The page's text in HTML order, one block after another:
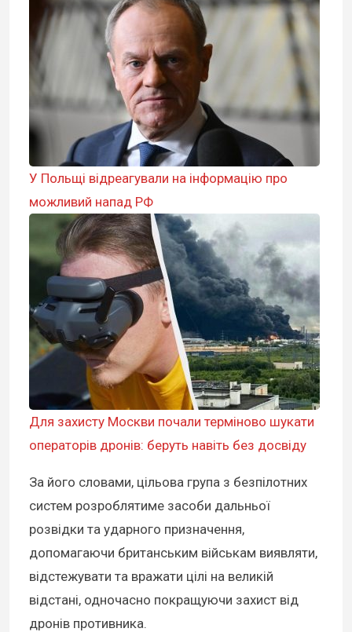
У Польщі відреагували на інформацію про
можливий напад РФ
Для захисту Москви почали терміново шукати
операторів дронів: беруть навіть без досвіду
За його словами, цільова група з безпілотних
систем розроблятиме засоби дальньої
розвідки та ударного призначення,
допомагаючи британським військам виявляти,
відстежувати та вражати цілі на великій
відстані, одночасно покращуючи захист від
дронів противника.